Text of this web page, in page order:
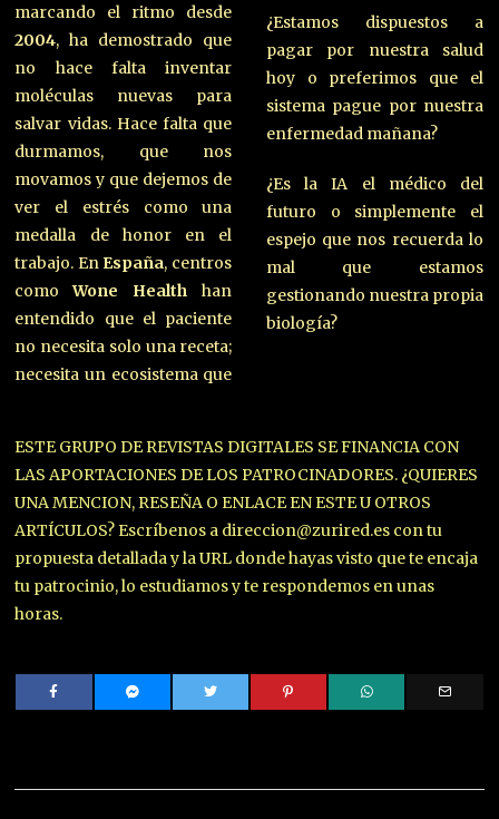
marcando el ritmo desde
2004, ha demostrado que
no hace falta inventar
moléculas nuevas para
salvar vidas. Hace falta que
durmamos, que nos
movamos y que dejemos de
ver el estrés como una
medalla de honor en el
trabajo. EnEspaña, centros
comoWone Health han
entendido que el paciente
no necesita solo una receta;
necesita un ecosistema que
¿Estamos dispuestos a
pagar por nuestra salud
hoy o preferimos que el
sistema pague por nuestra
enfermedad mañana?
¿Es la IA el médico del
futuro o simplemente el
espejo que nos recuerda lo
mal que estamos
gestionando nuestra propia
biología?
ESTE GRUPO DE REVISTAS DIGITALES SE FINANCIA CON
LAS APORTACIONES DE LOS PATROCINADORES. ¿QUIERES
UNA MENCION, RESEÑA O ENLACE EN ESTE U OTROS
ARTÍCULOS? Escríbenos a direccion@zurired.es con tu
propuesta detallada y la URL donde hayas visto que te encaja
tu patrocinio, lo estudiamos y te respondemos en unas
horas.